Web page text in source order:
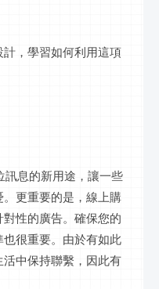
，學習如何利用這項
訊息的新用途，讓一些
。更重要的是，線上購
性的廣告。確保您的
很重要。由於有如此
中保持聯繫，因此有